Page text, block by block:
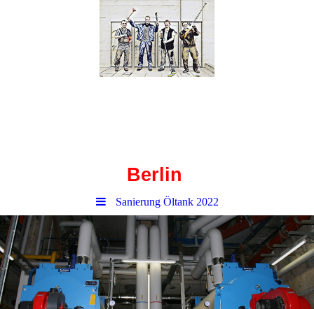
Berlin
Sanierung Öltank 2022